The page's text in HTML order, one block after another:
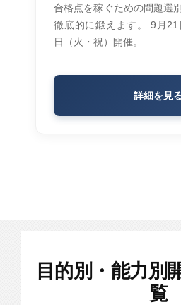
合格点を稼ぐための問題選
徹底的に鍛えます。 9月
日（火・祝）開催。
詳細を見
目的別・能力別
覧